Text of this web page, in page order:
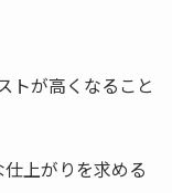
トが高くなること
上がりを求める